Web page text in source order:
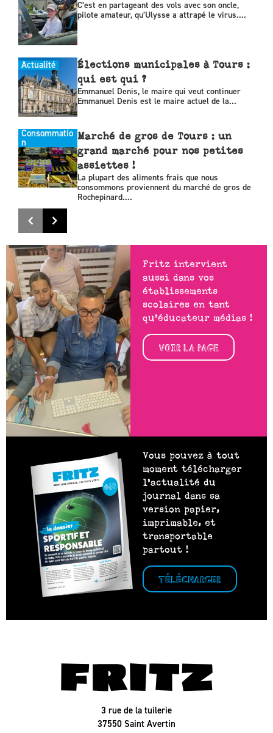
C’est en partageant des vols avec son oncle,
pilote amateur, qu’Ulysse a attrapé le virus....
Actualité
Élections municipales à Tours :
qui est qui ?
Emmanuel Denis, le maire qui veut continuer
Emmanuel Denis est le maire actuel de la...
Consommatio
n
Marché de gros de Tours : un
grand marché pour nos petites
assiettes !
La plupart des aliments frais que nous
consommons proviennent du marché de gros de
Rochepinard....
Fritz intervient
aussi dans vos
établissements
scolaires en tant
qu’éducateur médias !
VOIR LA PAGE
Vous pouvez à tout
moment télécharger
l’actualité du
journal dans sa
version papier,
imprimable, et
transportable
partout !
TÉLÉCHARGER
3 rue de la tuilerie
37550 Saint Avertin